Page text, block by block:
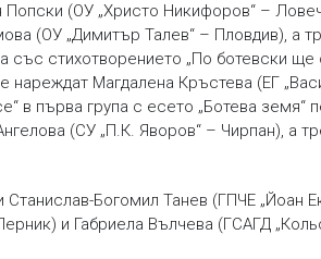
Попски (ОУ „Христо Никифоров“ –
(ОУ „Димитър Талев“ – Пловдив), а
със стихотворението „По ботевски ще
Магдалена Кръстева (ЕГ
в първа група с есето „Ботева земя“
(СУ „П.К. Яворов“ – Чирпан), а
Богомил Танев (ГПЧЕ „Йоан
и Габриела Вълчева (ГСАГД